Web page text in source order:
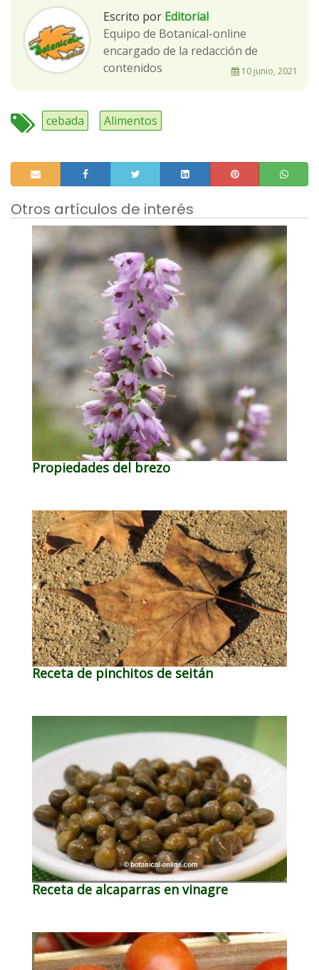
Escrito por Editorial
Equipo de Botanical-online
encargado de la redacción de
contenidos
10 junio, 2021
cebada Alimentos
Otros artículos de interés
Propiedades del brezo
Receta de pinchitos de seitán
Receta de alcaparras en vinagre